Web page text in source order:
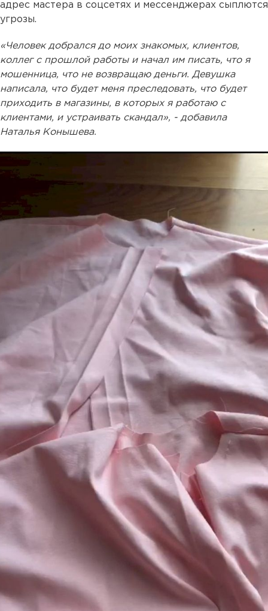
адрес мастера в соцсетях и мессенджерах сыплются
угрозы.
«Человек добрался до моих знакомых, клиентов,
коллег с прошлой работы и начал им писать, что я
мошенница, что не возвращаю деньги. Девушка
написала, что будет меня преследовать, что будет
приходить в магазины, в которых я работаю с
клиентами, и устраивать скандал», - добавила
Наталья Конышева.